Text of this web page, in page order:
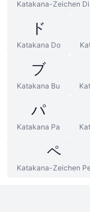
Katakana-Zeichen Di
ド
Katakana Do
ブ
Katakana Bu
パ
Katakana Pa
ペ
Katakana-Zeichen